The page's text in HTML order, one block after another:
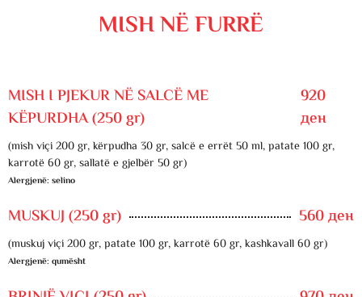
MISH NË FURRË
MISH I PJEKUR NË SALCË ME
KËPURDHA (250 gr)
920
ден
(mish viçi 200 gr, kërpudha 30 gr, salcë e errët 50 ml, patate 100 gr,
karrotë 60 gr, sallatë e gjelbër 50 gr)
Alergjenë: selino
MUSKUJ (250 gr) 560 ден
(muskuj viçi 200 gr, patate 100 gr, karrotë 60 gr, kashkavall 60 gr)
Alergjenë: qumësht